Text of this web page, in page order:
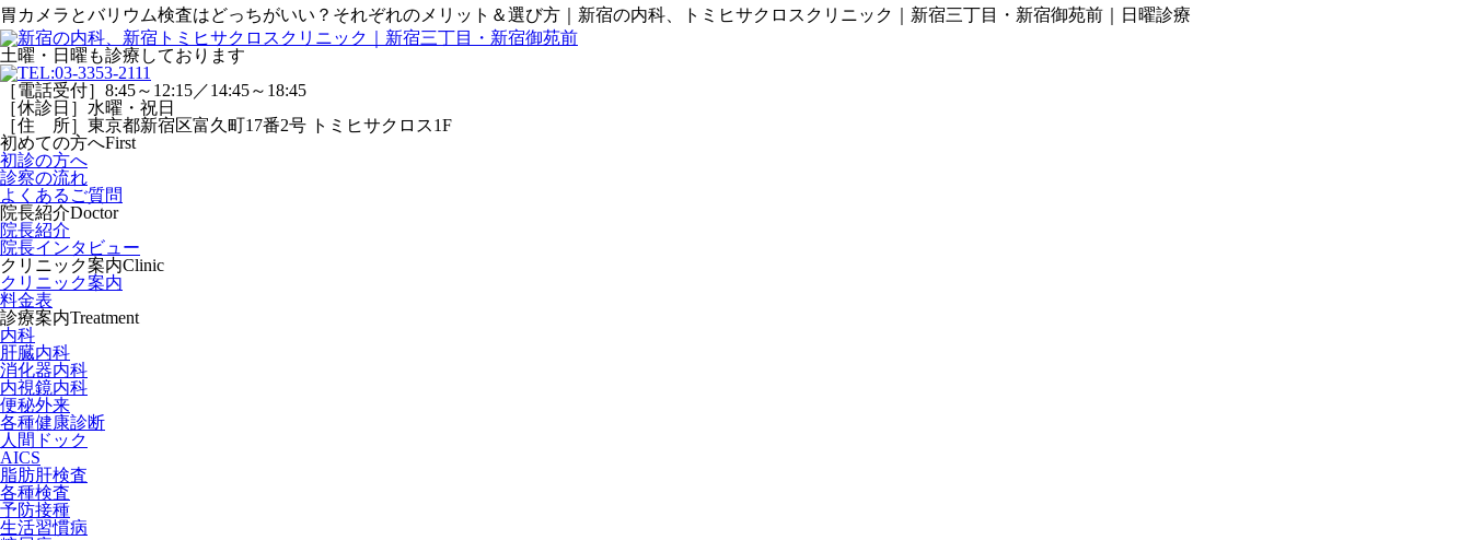
胃カメラとバリウム検査はどっちがいい？それぞれのメリット＆選び方｜新宿の内科、トミヒサクロスクリニック｜新宿三丁目・新宿御苑前｜日曜診療
土曜・日曜 も診療しております
［電話受付］8:45～12:15／14:45～18:45
［休診日］水曜・祝日
［住 所］東京都新宿区富久町17番2号 トミヒサクロス1F
初めての方へFirst
初診の方へ
診察の流れ
よくあるご質問
院長紹介Doctor
院長紹介
院長インタビュー
クリニック案内Clinic
クリニック案内
料金表
診療案内Treatment
内科
肝臓内科
消化器内科
内視鏡内科
便秘外来
各種健康診断
人間ドック
AICS
脂肪肝検査
各種検査
予防接種
生活習慣病